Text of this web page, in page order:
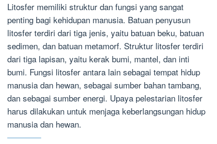
Litosfer memiliki struktur dan fungsi yang sangat
penting bagi kehidupan manusia. Batuan penyusun
litosfer terdiri dari tiga jenis, yaitu batuan beku, batuan
sedimen, dan batuan metamorf. Struktur litosfer terdiri
dari tiga lapisan, yaitu kerak bumi, mantel, dan inti
bumi. Fungsi litosfer antara lain sebagai tempat hidup
manusia dan hewan, sebagai sumber bahan tambang,
dan sebagai sumber energi. Upaya pelestarian litosfer
harus dilakukan untuk menjaga keberlangsungan hidup
manusia dan hewan.